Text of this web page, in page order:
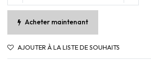
Acheter maintenant
AJOUTER À LA LISTE DE SOUHAITS